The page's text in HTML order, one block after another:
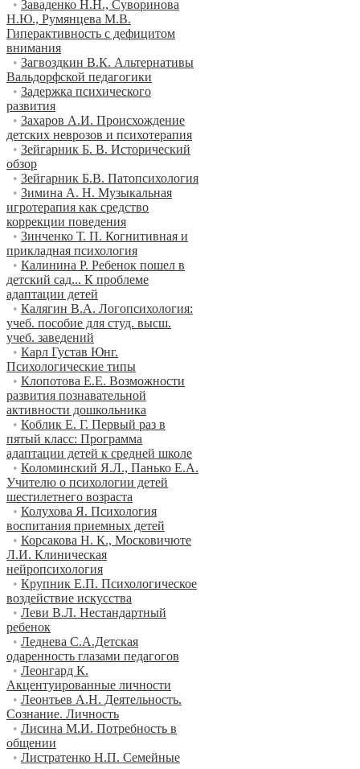
• Заваденко Н.Н., Суворинова
Н.Ю., Румянцева М.В.
Гиперактивность с дефицитом
внимания
• Загвоздкин В.К. Альтернативы
Вальдорфской педагогики
• Задержка психического
развития
• Захаров А.И. Происхождение
детских неврозов и психотерапия
• Зейгарник Б. В. Исторический
обзор
• Зейгарник Б.В. Патопсихология
• Зимина А. Н. Музыкальная
игротерапия как средство
коррекции поведения
• Зинченко Т. П. Когнитивная и
прикладная психология
• Калинина Р. Ребенок пошел в
детский сад... К проблеме
адаптации детей
• Калягин В.А. Логопсихология:
учеб. пособие для студ. высш.
учеб. заведений
• Карл Густав Юнг.
Психологические типы
• Клопотова Е.Е. Возможности
развития познавательной
активности дошкольника
• Коблик Е. Г. Первый раз в
пятый класс: Программа
адаптации детей к средней школе
• Коломинский Я.Л., Панько Е.А.
Учителю о психологии детей
шестилетнего возраста
• Колухова Я. Психология
воспитания приемных детей
• Корсакова Н. К., Московичюте
Л.И. Клиническая
нейропсихология
• Крупник Е.П. Психологическое
воздействие искусства
• Леви В.Л. Нестандартный
ребенок
• Леднева С.А.Детская
одаренность глазами педагогов
• Леонгард К.
Акцентуированные личности
• Леонтьев А.Н. Деятельность.
Сознание. Личность
• Лисина М.И. Потребность в
общении
• Листратенко Н.П. Семейные